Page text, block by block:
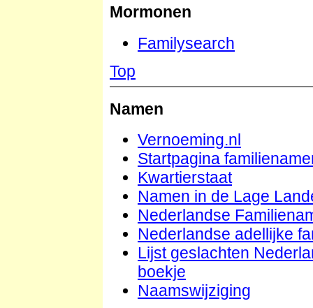
Mormonen
Familysearch
Top
Namen
Vernoeming.nl
Startpagina
Kwartierstaat
Namen in de Lage
Nederlandse
Nederlandse adellijke
Lijst geslachten
boekje
Naamswijziging